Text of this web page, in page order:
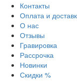
Контакты
Оплата и
О нас
Отзывы
Гравировка
Рассрочка
Новинки
Скидки %